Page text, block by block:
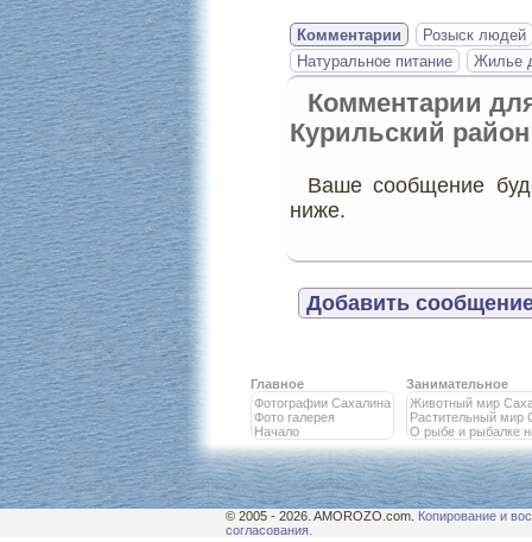
Комментарии
Розыск людей
Натуральное питание
Жилье
Комментарии
Курильский район
Ваше сообщение
ниже.
Добавить
Главное
Фотографии Сахалина
Фото галерея
Начало
Занимательное
Животный мир
Растительный мир
О рыбе и рыбалке
© 2005 - 2026. AMOROZO.com. Копирование и
согласования.